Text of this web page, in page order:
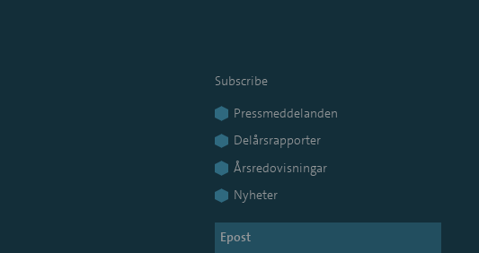
Subscribe
Pressmeddelanden
Delårsrapporter
Årsredovisningar
Nyheter